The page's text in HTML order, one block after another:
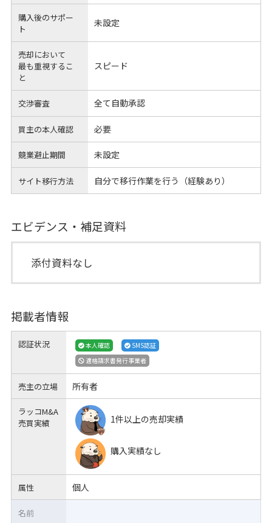
購入後のサポー
ト
未設定
売却において
最も重視するこ
と
スピード
交渉審査 全て自動承認
買主の本人確認 必要
競業避止期間 未設定
サイト移行方法 自分で移行作業を行う（経験あり）
エビデンス・補足資料
添付資料なし
掲載者情報
認証状況 本人確認
SMS認証
適格請求書発行事業者
売主の立場 所有者
ラッコM&A
売買実績
1件以上の売却実績
購入実績なし
属性 個人
名前